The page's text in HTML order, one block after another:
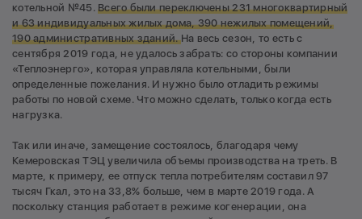
котельной №45.Всего были переключены 231 многоквартирный
и 63 индивидуальных жилых дома, 390 нежилых помещений,
190 административных зданий.На весь сезон, то есть с
сентября 2019 года, не удалось забрать: со стороны компании
«Теплоэнерго», которая управляла котельными, были
определенные пожелания. И нужно было отладить режимы
работы по новой схеме. Что можно сделать, только когда есть
нагрузка.
Так или иначе, замещение состоялось, благодаря чему
Кемеровская ТЭЦ увеличила объемы производства на треть. В
марте, к примеру, ее отпуск тепла потребителям составил 97
тысяч Гкал, это на 33,8% больше, чем в марте 2019 года. А
поскольку станция работает в режиме когенерации, она